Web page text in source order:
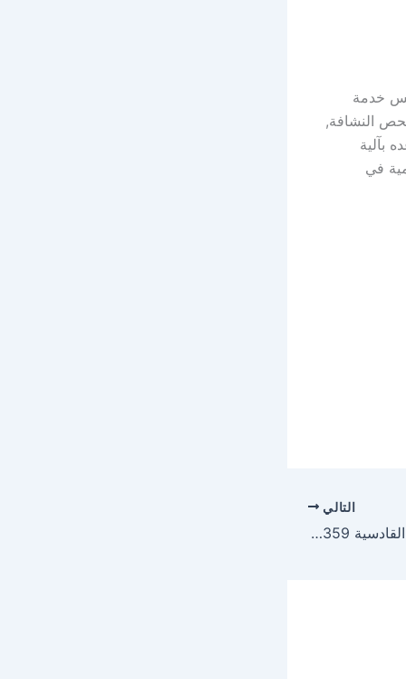
خدمة
النشافة,
بآلية
في
التالي
تصليح غسالات اتوماتيك القادسية 51535359 صيانة غسالات القادسية